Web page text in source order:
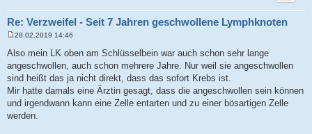
Re: Verzweifel - Seit 7 Jahren geschwollene Lymphknoten
i
t
a
g
28.02.2019 14:46
Also mein LK oben am Schlüsselbein war auch schon sehr lange
angeschwollen, auch schon mehrere Jahre. Nur weil sie angeschwollen
sind heißt das ja nicht direkt, dass das sofort Krebs ist.
Mir hatte damals eine Ärztin gesagt, dass die angeschwollen sein können
und irgendwann kann eine Zelle entarten und zu einer bösartigen Zelle
werden.